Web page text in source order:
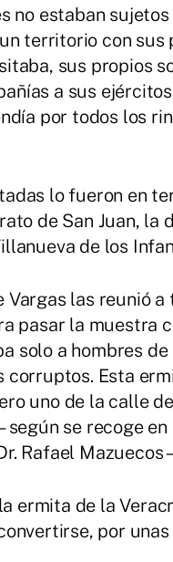
no estaban
territorio con
sus propios
a sus
por todos los
lo fueron en
de San Juan, la
de los
Vargas las reunió
pasar la muestra
solo a hombres
corruptos. Esta
uno de la calle
se recoge
Rafael
ermita de la
por